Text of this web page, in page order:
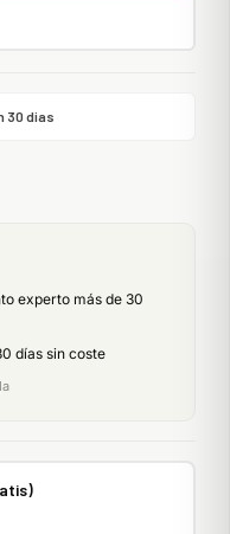
30 dias
experto más de 30
días sin coste